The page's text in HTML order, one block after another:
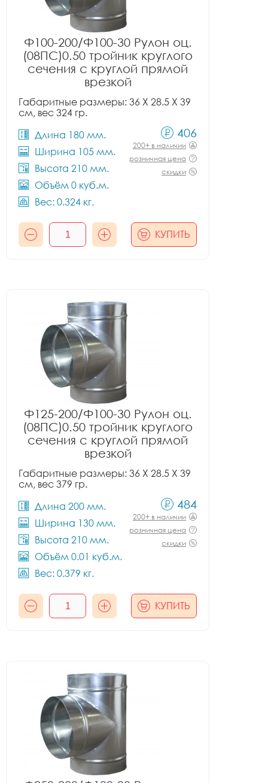
Ф100-200/Ф100-30 Рулон оц.
(08ПС)0.50 тройник круглого
сечения с круглой прямой
врезкой
Габаритные размеры: 36 X 28.5 X 39
см, вес 324 гр.
Длина 180 мм.
Ширина 105 мм.
Высота 210 мм.
Объём 0 куб.м.
Вес: 0.324 кг.
406
200+ в наличии
розничная цена
скидки
КУПИТЬ
Ф125-200/Ф100-30 Рулон оц.
(08ПС)0.50 тройник круглого
сечения с круглой прямой
врезкой
Габаритные размеры: 36 X 28.5 X 39
см, вес 379 гр.
Длина 200 мм.
Ширина 130 мм.
Высота 210 мм.
Объём 0.01 куб.м.
Вес: 0.379 кг.
484
200+ в наличии
розничная цена
скидки
КУПИТЬ